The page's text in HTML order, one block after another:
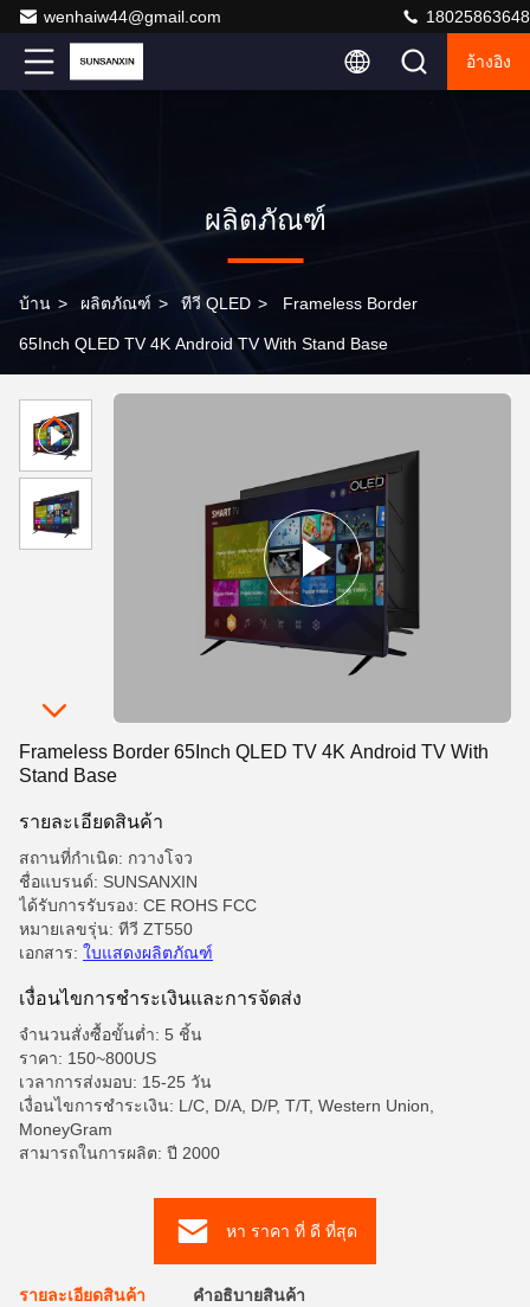
wenhaiw44@gmail.com 18025863648
อ้างอิง
ผลิตภัณฑ์
บ้าน > ผลิตภัณฑ์ > ทีวี QLED > Frameless Border
65Inch QLED TV 4K Android TV With Stand Base
Frameless Border 65Inch QLED TV 4K Android TV With
Stand Base
รายละเอียดสินค้า
สถานที่กำเนิด: กวางโจว
ชื่อแบรนด์: SUNSANXIN
ได้รับการรับรอง: CE ROHS FCC
หมายเลขรุ่น: ทีวี ZT550
เอกสาร: ใบแสดงผลิตภัณฑ์
เงื่อนไขการชําระเงินและการจัดส่ง
จำนวนสั่งซื้อขั้นต่ำ: 5 ชิ้น
ราคา: 150~800US
เวลาการส่งมอบ: 15-25 วัน
เงื่อนไขการชำระเงิน: L/C, D/A, D/P, T/T, Western Union,
MoneyGram
สามารถในการผลิต: ปี 2000
หา ราคา ที่ ดี ที่สุด
รายละเอียดสินค้า คําอธิบายสินค้า